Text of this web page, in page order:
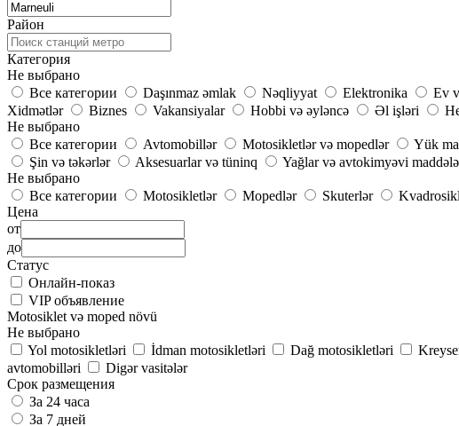
Район
Категория
Не выбрано
Все категории
Daşınmaz əmlak Nəqliyyat Elektronika Ev
Xidmətlər
Biznes Vakansiyalar Hobbi və əyləncə Əl işləri
Не выбрано
Все категории
Avtomobillər Motosikletlər və mopedlər Yük
Şin və təkərlər
Aksesuarlar və tüninq
Yağlar və avtokimyəvi
Не выбрано
Все категории
Motosikletlər Mopedlər Skuterlər
Цена
от
до
Статус
Онлайн-показ
VIP объявление
Motosiklet və moped növü
Не выбрано
Yol motosikletləri
İdman motosikletləri Dağ motosikletləri
avtomobilləri
Digər vasitələr
Срок размещения
За 24 часа
За 7 дней